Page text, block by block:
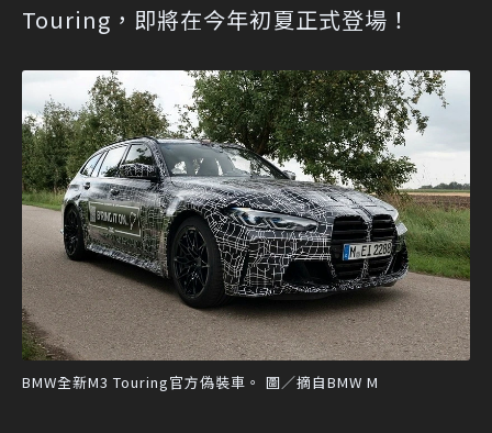
Touring，即將在今年初夏正式登場！
BMW全新M3 Touring官方偽裝車。 圖／摘自BMW M